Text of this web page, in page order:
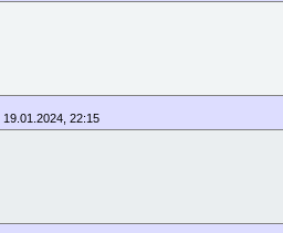
19.01.2024, 22:15